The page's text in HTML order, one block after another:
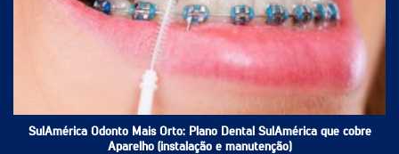
SulAmérica Odonto Mais Orto: Plano Dental SulAmérica que cobre
Aparelho (instalação e manutenção)